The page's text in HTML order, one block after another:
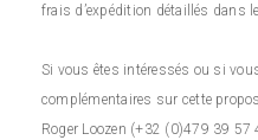
frais d’expédition détaillés dans
Si vous êtes intéressés ou si
complémentaires sur cette
Roger Loozen (+32 (0)479 39 57